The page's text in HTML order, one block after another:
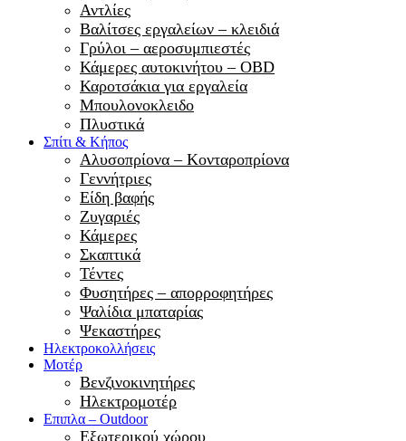
Αντλίες
Βαλίτσες εργαλείων – κλειδιά
Γρύλοι – αεροσυμπιεστές
Κάμερες αυτοκινήτου – OBD
Καροτσάκια για εργαλεία
Μπουλονοκλειδο
Πλυστικά
Σπίτι & Κήπος
Αλυσοπρίονα – Κονταροπρίονα
Γεννήτριες
Είδη βαφής
Ζυγαριές
Κάμερες
Σκαπτικά
Τέντες
Φυσητήρες – απορροφητήρες
Ψαλίδια μπαταρίας
Ψεκαστήρες
Ηλεκτροκολλήσεις
Μοτέρ
Βενζινοκινητήρες
Ηλεκτρομοτέρ
Επιπλα – Outdoor
Εξωτερικού χώρου